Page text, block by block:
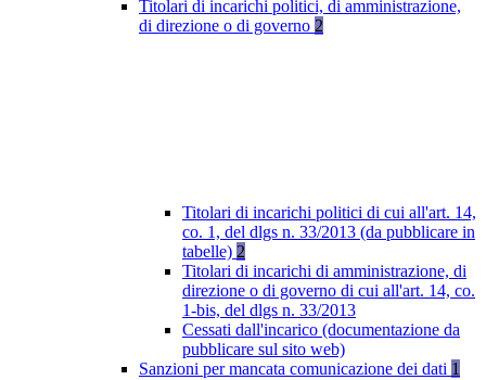
Titolari di incarichi politici, di amministrazione,
di direzione o di governo 2
Titolari di incarichi politici di cui all'art. 14,
co. 1, del dlgs n. 33/2013 (da pubblicare in
tabelle) 2
Titolari di incarichi di amministrazione, di
direzione o di governo di cui all'art. 14, co.
1-bis, del dlgs n. 33/2013
Cessati dall'incarico (documentazione da
pubblicare sul sito web)
Sanzioni per mancata comunicazione dei dati 1